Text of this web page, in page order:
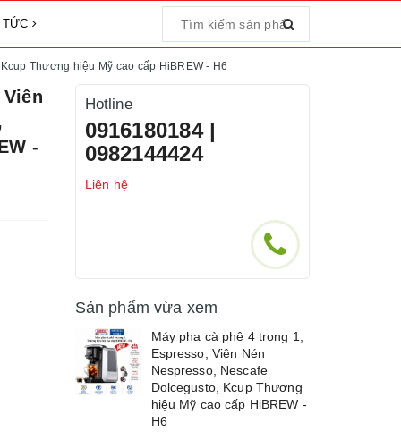
TỨC
Thương hiệu Mỹ cao cấp HiBREW - H6
-
Hotline
0916180184 |
0982144424
Liên hệ
Sản phẩm vừa xem
Máy pha cà phê 4 trong 1,
Espresso, Viên Nén
Nespresso, Nescafe
Dolcegusto, Kcup Thương
hiệu Mỹ cao cấp HiBREW -
H6